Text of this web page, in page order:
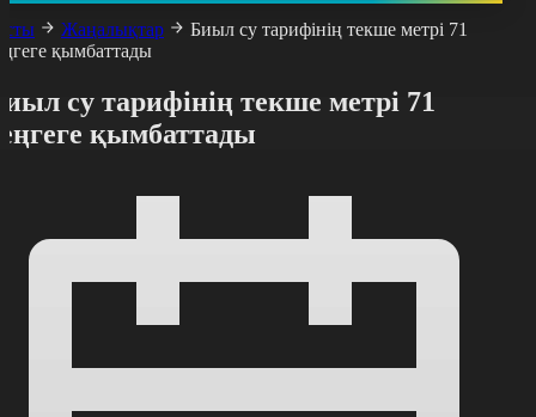
Жаңалықтар
Биыл су тарифінің текше метрі 71
қымбаттады
су тарифінің текше метрі 71
қымбаттады